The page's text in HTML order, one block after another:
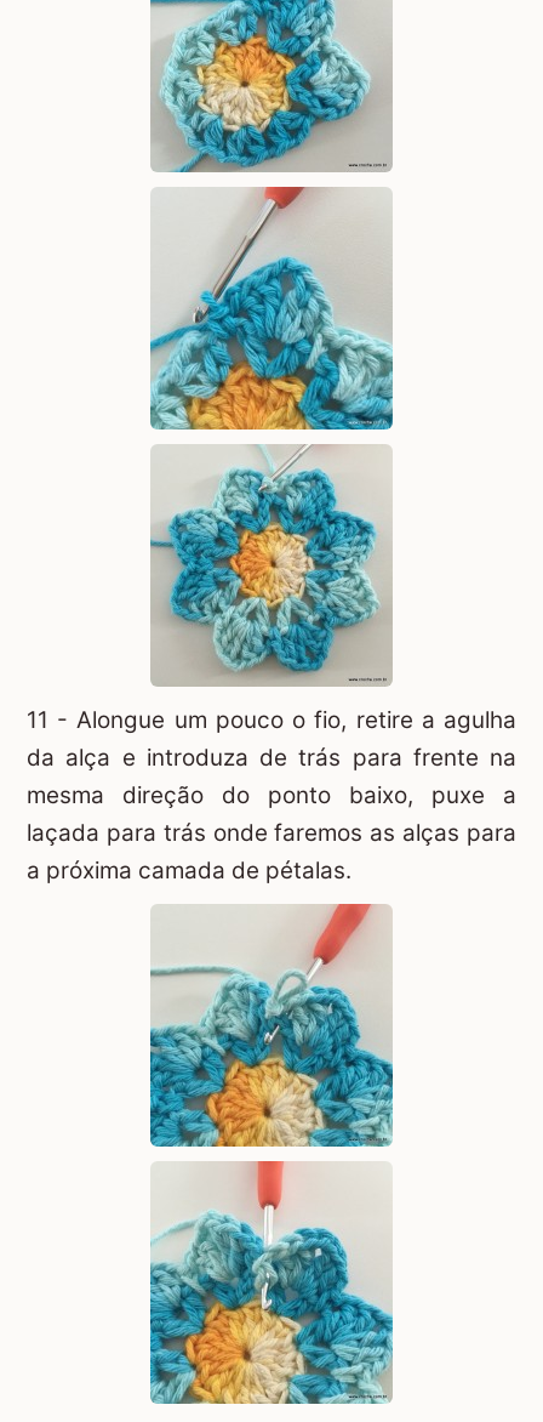
11 - Alongue um pouco o fio, retire a agulha
da alça e introduza de trás para frente na
mesma direção do ponto baixo, puxe a
laçada para trás onde faremos as alças para
a próxima camada de pétalas.